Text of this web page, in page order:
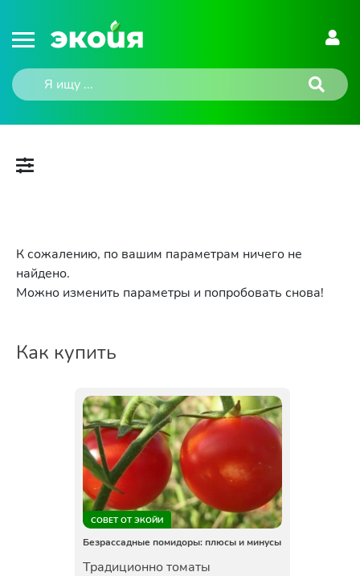
К сожалению, по вашим параметрам ничего не
найдено.
Можно изменить параметры и попробовать снова!
Как купить
СОВЕТ ОТ ЭКОЙИ
Безрассадные помидоры: плюсы и минусы
Традиционно томаты